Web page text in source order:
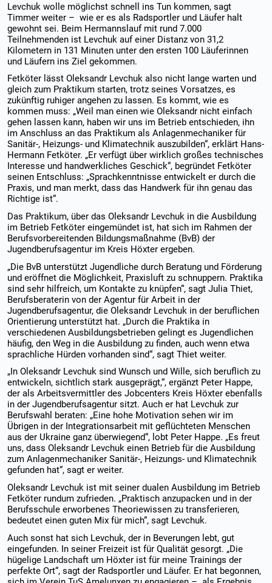
Levchuk wolle möglichst schnell ins Tun kommen, sagt
Timmer weiter – wie er es als Radsportler und Läufer halt
gewohnt sei. Beim Hermannslauf mit rund 7.000
Teilnehmenden ist Levchuk auf einer Distanz von 31,2
Kilometern in 131 Minuten unter den ersten 100 Läuferinnen
und Läufern ins Ziel gekommen.
Fetköter lässt Oleksandr Levchuk also nicht lange warten und
gleich zum Praktikum starten, trotz seines Vorsatzes, es
zukünftig ruhiger angehen zu lassen. Es kommt, wie es
kommen muss: „Weil man einen wie Oleksandr nicht einfach
gehen lassen kann, haben wir uns im Betrieb entschieden, ihn
im Anschluss an das Praktikum als Anlagenmechaniker für
Sanitär-, Heizungs- und Klimatechnik auszubilden“, erklärt Hans-
Hermann Fetköter. „Er verfügt über wirklich großes technisches
Interesse und handwerkliches Geschick“, begründet Fetköter
seinen Entschluss: „Sprachkenntnisse entwickelt er durch die
Praxis, und man merkt, dass das Handwerk für ihn genau das
Richtige ist“.
Das Praktikum, über das Oleksandr Levchuk in die Ausbildung
im Betrieb Fetköter eingemündet ist, hat sich im Rahmen der
Berufsvorbereitenden Bildungsmaßnahme (BvB) der
Jugendberufsagentur im Kreis Höxter ergeben.
„Die BvB unterstützt Jugendliche durch Beratung und Förderung
und eröffnet die Möglichkeit, Praxisluft zu schnuppern. Praktika
sind sehr hilfreich, um Kontakte zu knüpfen“, sagt Julia Thiet,
Berufsberaterin von der Agentur für Arbeit in der
Jugendberufsagentur, die Oleksandr Levchuk in der beruflichen
Orientierung unterstützt hat. „Durch die Praktika in
verschiedenen Ausbildungsbetrieben gelingt es Jugendlichen
häufig, den Weg in die Ausbildung zu finden, auch wenn etwa
sprachliche Hürden vorhanden sind“, sagt Thiet weiter.
„In Oleksandr Levchuk sind Wunsch und Wille, sich beruflich zu
entwickeln, sichtlich stark ausgeprägt,“, ergänzt Peter Happe,
der als Arbeitsvermittler des Jobcenters Kreis Höxter ebenfalls
in der Jugendberufsagentur sitzt. Auch er hat Levchuk zur
Berufswahl beraten: „Eine hohe Motivation sehen wir im
Übrigen in der Integrationsarbeit mit geflüchteten Menschen
aus der Ukraine ganz überwiegend“, lobt Peter Happe. „Es freut
uns, dass Oleksandr Levchuk einen Betrieb für die Ausbildung
zum Anlagenmechaniker Sanitär-, Heizungs- und Klimatechnik
gefunden hat“, sagt er weiter.
Oleksandr Levchuk ist mit seiner dualen Ausbildung im Betrieb
Fetköter rundum zufrieden. „Praktisch anzupacken und in der
Berufsschule erworbenes Theoriewissen zu transferieren,
bedeutet einen guten Mix für mich“, sagt Levchuk.
Auch sonst hat sich Levchuk, der in Beverungen lebt, gut
eingefunden. In seiner Freizeit ist für Qualität gesorgt. „Die
hügelige Landschaft um Höxter ist für meine Trainings der
perfekte Ort“, sagt der Radsportler und Läufer. Er hat begonnen,